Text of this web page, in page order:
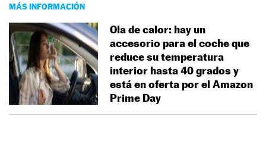
MÁS INFORMACIÓN
Ola de calor: hay un
accesorio para el coche que
reduce su temperatura
interior hasta 40 grados y
está en oferta por el Amazon
Prime Day